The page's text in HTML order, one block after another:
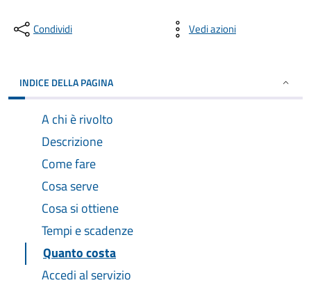
Condividi Vedi azioni
INDICE DELLA PAGINA
A chi è rivolto
Descrizione
Come fare
Cosa serve
Cosa si ottiene
Tempi e scadenze
Quanto costa
Accedi al servizio